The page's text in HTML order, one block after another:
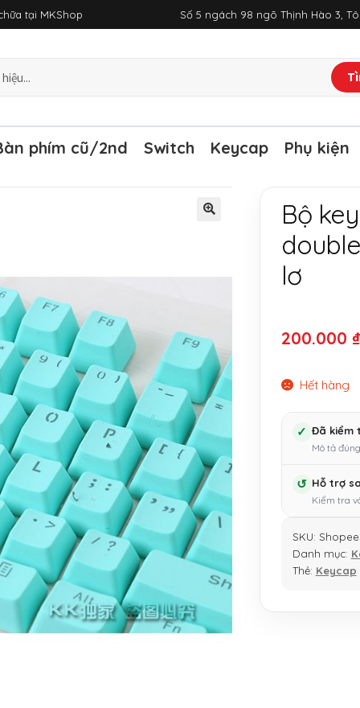
tại MKShop Số 5 ngách 98 ngõ Thịnh Hào 3,
phím cũ/2nd Switch Keycap Phụ kiện
Bộ
lơ
200.000 ₫
Hết hàng
✓ Đã kiểm
Mô tả
↺ Hỗ trợ
Kiểm tra
SKU:
Danh mục:
Thẻ: Keycap